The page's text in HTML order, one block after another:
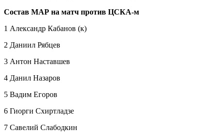
Состав МАР на матч против ЦСКА-м
1 Александр Кабанов (к)
2 Даниил Рябцев
3 Антон Наставшев
4 Данил Назаров
5 Вадим Егоров
6 Гиорги Схиртладзе
7 Савелий Слабодкин